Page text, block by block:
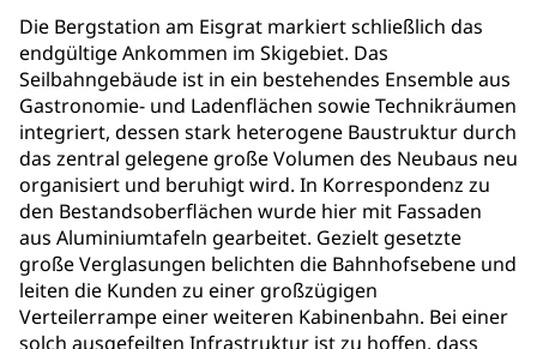
Die Bergstation am Eisgrat markiert schließlich das
endgültige Ankommen im Skigebiet. Das
Seilbahngebäude ist in ein bestehendes Ensemble aus
Gastronomie- und Ladenflächen sowie Technikräumen
integriert, dessen stark heterogene Baustruktur durch
das zentral gelegene große Volumen des Neubaus neu
organisiert und beruhigt wird. In Korrespondenz zu
den Bestandsoberflächen wurde hier mit Fassaden
aus Aluminiumtafeln gearbeitet. Gezielt gesetzte
große Verglasungen belichten die Bahnhofsebene und
leiten die Kunden zu einer großzügigen
Verteilerrampe einer weiteren Kabinenbahn. Bei einer
solch ausgefeilten Infrastruktur ist zu hoffen, dass